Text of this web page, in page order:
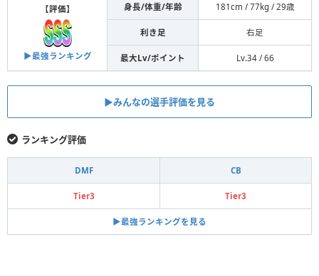
【評価】
▶︎最強ランキング
身長/体重/年齢 181cm / 77kg / 29歳
利き足 右足
最大Lv/ポイント Lv.34 / 66
▶︎みんなの選手評価を見る
ランキング評価
DMF CB
Tier3 Tier3
▶︎最強ランキングを見る